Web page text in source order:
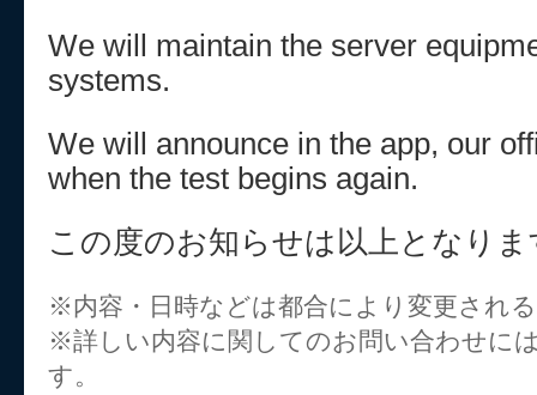
We will maintain the server
systems.
We will announce in the app, our
when the test begins again.
この度のお知らせは以上となりま
※内容・日時などは都合により変更され
※詳しい内容に関してのお問い合わせに
す。